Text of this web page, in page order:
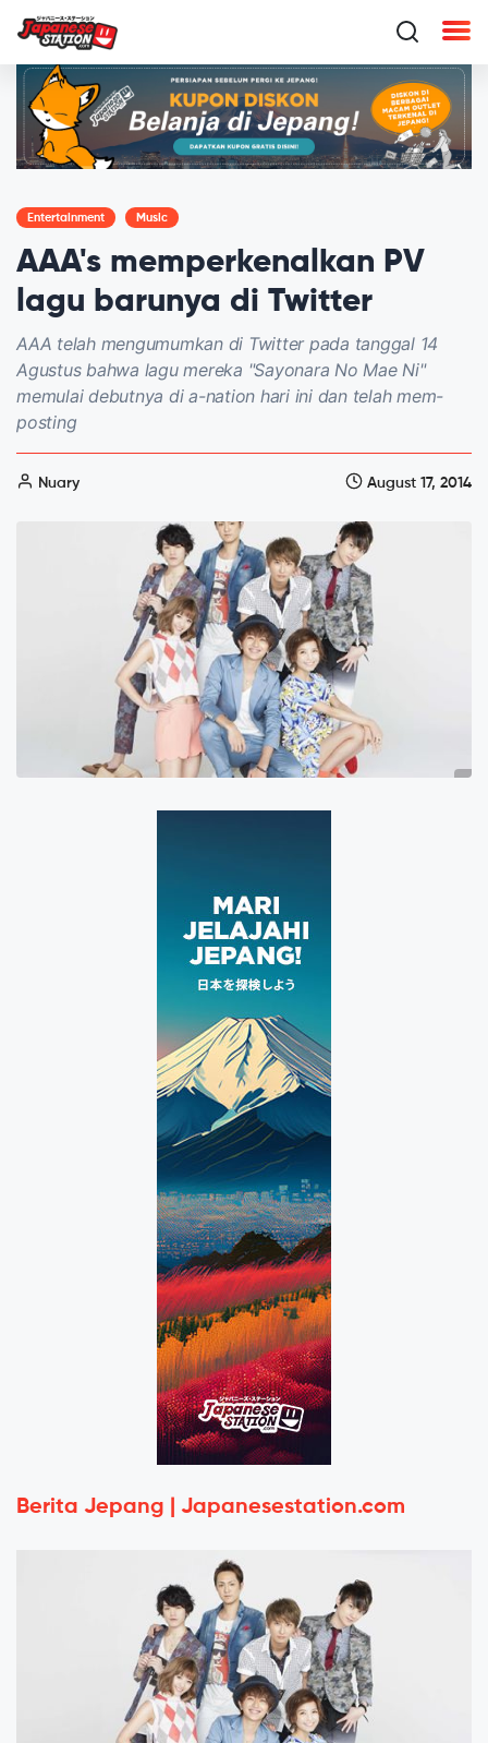
Entertainment Music
AAA's memperkenalkan PV
lagu barunya di Twitter
AAA telah mengumumkan di Twitter pada tanggal 14
Agustus bahwa lagu mereka "Sayonara No Mae Ni"
memulai debutnya di a-nation hari ini dan telah mem-
posting
Nuary August 17, 2014
Berita Jepang | Japanesestation.com